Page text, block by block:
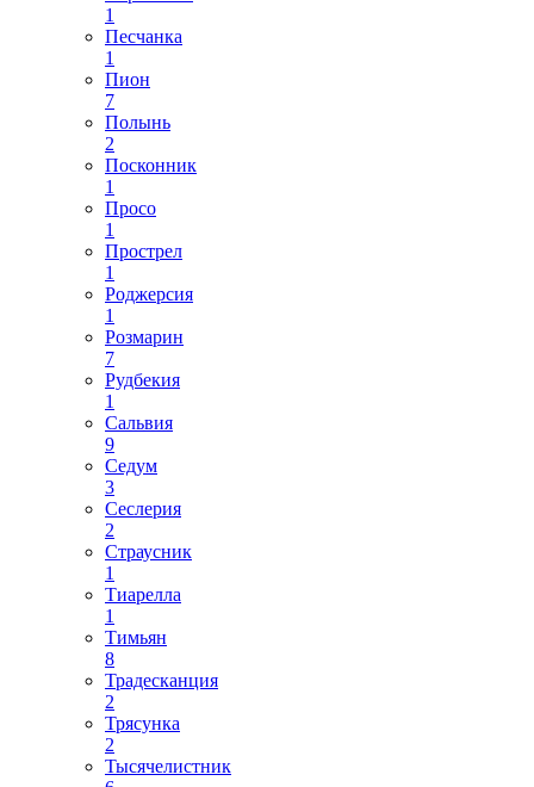
1
Песчанка
1
Пион
7
Полынь
2
Посконник
1
Просо
1
Прострел
1
Роджерсия
1
Розмарин
7
Рудбекия
1
Сальвия
9
Седум
3
Сеслерия
2
Страусник
1
Тиарелла
1
Тимьян
8
Традесканция
2
Трясунка
2
Тысячелистник